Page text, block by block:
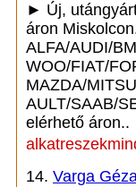
► Új,
áron
ALFA/AUDI/
WOO/FIAT/
MAZDA/
AULT/SAAB/
elérhető áron..
14. Varga